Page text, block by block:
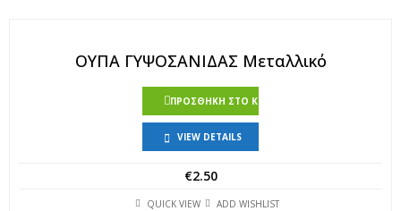
ΟΥΠΑ ΓΥΨΟΣΑΝΙΔΑΣ Μεταλλικό
ΠΡΟΣΘΉΚΗ ΣΤΟ ΚΑΛΆΘΙ
VIEW DETAILS
€2.50
QUICK VIEW ADD WISHLIST